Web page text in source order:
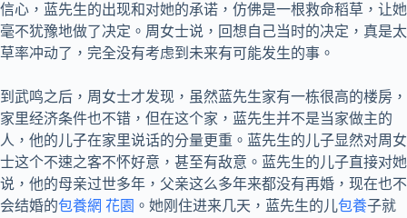
信心，蓝先生的出现和对她的承诺，仿佛是一根救命稻草，让她
毫不犹豫地做了决定。周女士说，回想自己当时的决定，真是太
草率冲动了，完全没有考虑到未来有可能发生的事。
到武鸣之后，周女士才发现，虽然蓝先生家有一栋很高的楼房，
家里经济条件也不错，但在这个家，蓝先生并不是当家做主的
人，他的儿子在家里说话的分量更重。蓝先生的儿子显然对周女
士这个不速之客不怀好意，甚至有敌意。蓝先生的儿子直接对她
说，他的母亲过世多年，父亲这么多年来都没有再婚，现在也不
会结婚的包養網 花園 。她刚住进来几天，蓝先生的儿包養子就